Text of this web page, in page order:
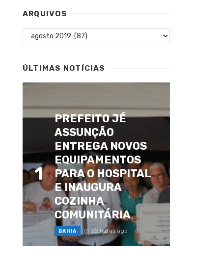
ARQUIVOS
Arquivos
ÚLTIMAS NOTÍCIAS
1
PREFEITO JÉ
ASSUNÇÃO
ENTREGA NOVOS
EQUIPAMENTOS
PARA O HOSPITAL
E INAUGURA
COZINHA
COMUNITÁRIA
BAHIA 22 horas ago